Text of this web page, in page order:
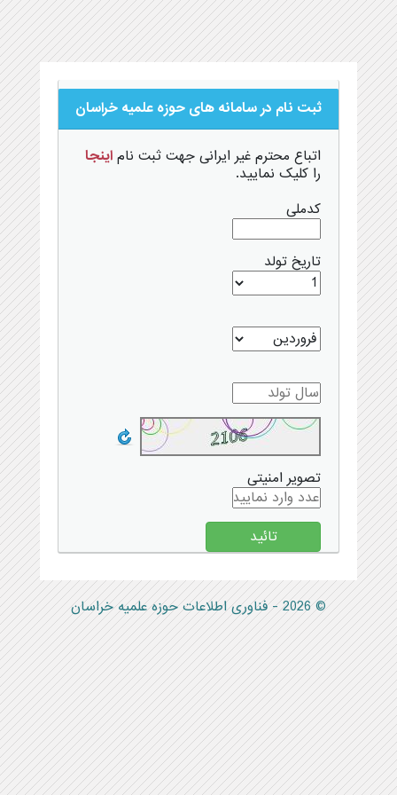
ثبت نام در سامانه های حوزه علمیه خراسان
اتباع محترم غیر ایرانی جهت ثبت نام اینجا
را کلیک نمایید.
کدملی
تاریخ تولد
تصویر امنیتی
© 2026 - فناوری اطلاعات حوزه علمیه خراسان